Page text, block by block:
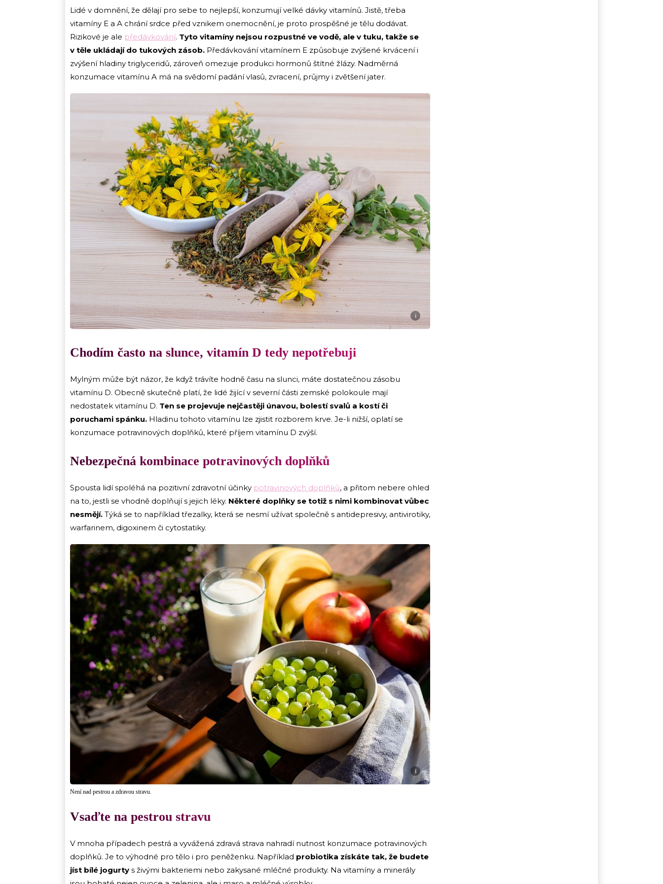
Lidé v domnění, že dělají pro sebe to nejlepší, konzumují velké dávky vitamínů. Jistě, třeba
vitamíny E a A chrání srdce před vznikem onemocnění, je proto prospěšné je tělu dodávat.
Rizikové je ale předávkování. Tyto vitamíny nejsou rozpustné ve vodě, ale v tuku, takže se
v těle ukládají do tukových zásob. Předávkování vitamínem E způsobuje zvýšené krvácení i
zvýšení hladiny triglyceridů, zároveň omezuje produkci hormonů štítné žlázy. Nadměrná
konzumace vitamínu A má na svědomí padání vlasů, zvracení, průjmy i zvětšení jater.
i
Chodím často na slunce, vitamín D tedy nepotřebuji
Mylným může být názor, že když trávíte hodně času na slunci, máte dostatečnou zásobu
vitamínu D. Obecně skutečně platí, že lidé žijící v severní části zemské polokoule mají
nedostatek vitamínu D. Ten se projevuje nejčastěji únavou, bolestí svalů a kostí či
poruchami spánku. Hladinu tohoto vitamínu lze zjistit rozborem krve. Je-li nižší, oplatí se
konzumace potravinových doplňků, které příjem vitamínu D zvýší.
Nebezpečná kombinace potravinových doplňků
Spousta lidí spoléhá na pozitivní zdravotní účinky potravinových doplňků, a přitom nebere ohled
na to, jestli se vhodně doplňují s jejich léky. Některé doplňky se totiž s nimi kombinovat vůbec
nesmějí. Týká se to například třezalky, která se nesmí užívat společně s antidepresivy, antivirotiky,
warfarinem, digoxinem či cytostatiky.
i
Není nad pestrou a zdravou stravu.
Vsaďte na pestrou stravu
V mnoha případech pestrá a vyvážená zdravá strava nahradí nutnost konzumace potravinových
doplňků. Je to výhodné pro tělo i pro peněženku. Například probiotika získáte tak, že budete
jíst bílé jogurty s živými bakteriemi nebo zakysané mléčné produkty. Na vitamíny a minerály